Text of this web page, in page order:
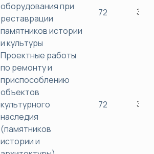
оборудования при
реставрации
памятников истории
и культуры
72
Проектные работы
по ремонту и
приспособлению
объектов
культурного
наследия
(памятников
истории и
72